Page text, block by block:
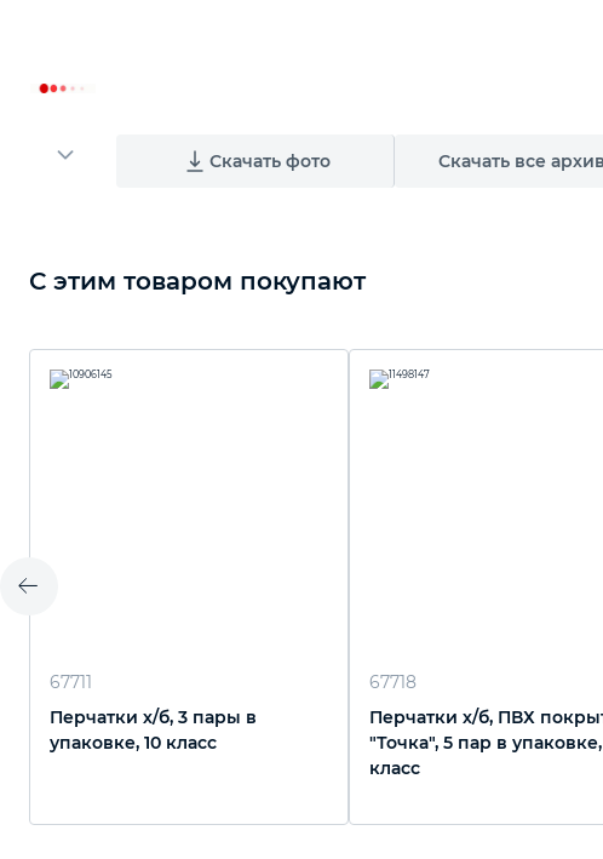
Скачать фото Скачать все
С этим товаром покупают
67711
Перчатки х/б, 3 пары в
упаковке, 10 класс
67718
Перчатки х/б, ПВХ
"Точка", 5 пар в
класс